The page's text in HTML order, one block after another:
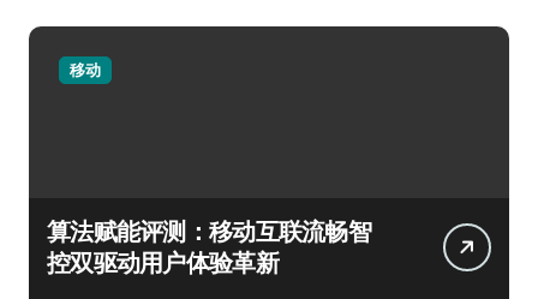
移动
算法赋能评测：移动互联流畅智
控双驱动用户体验革新